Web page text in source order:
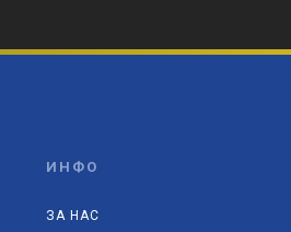
ИНФО
ЗА НАС